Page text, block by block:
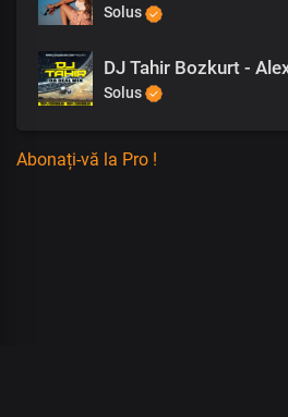
Solus
Solus
Abonați-vă la Pro !